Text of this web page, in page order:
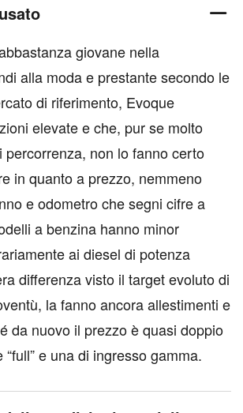
giovane nella
alla moda e prestante secondo le
di riferimento, Evoque
elevate e che, pur se molto
percorrenza, non lo fanno certo
in quanto a prezzo, nemmeno
e odometro che segni cifre a
a benzina hanno minor
ai diesel di potenza
differenza visto il target evoluto di
la fanno ancora allestimenti e
da nuovo il prezzo è quasi doppio
e una di ingresso gamma.